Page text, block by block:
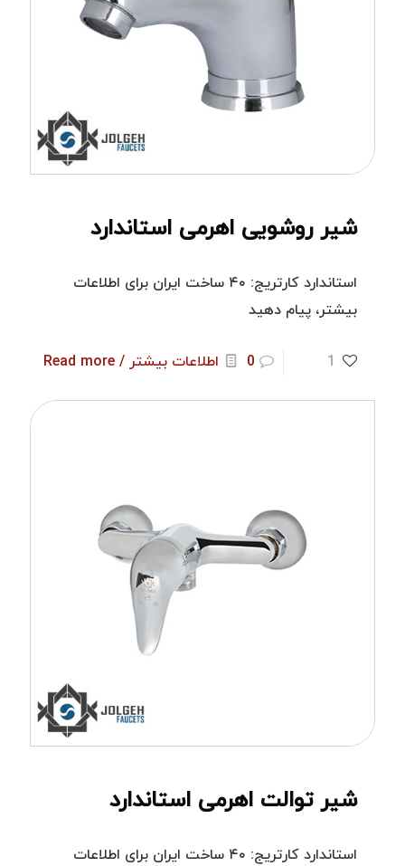
شیر روشویی اهرمی استاندارد
استاندارد کارتریج: ۴۰ ساخت ایران برای اطلاعات
بیشتر، پیام دهید
1
0 اطلاعات بیشتر / Read more
شیر توالت اهرمی استاندارد
استاندارد کارتریج: ۴۰ ساخت ایران برای اطلاعات